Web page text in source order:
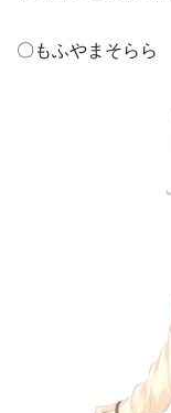
〇もふやまそらら